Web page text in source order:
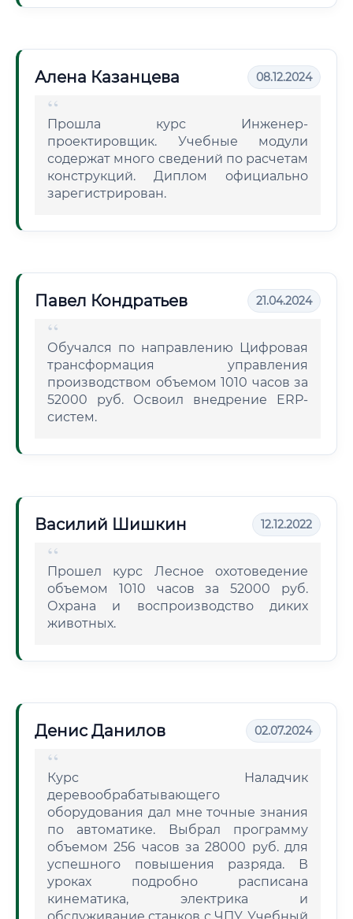
Алена Казанцева 08.12.2024
Прошла курс Инженер-
проектировщик. Учебные модули
содержат много сведений по расчетам
конструкций. Диплом официально
зарегистрирован.
Павел Кондратьев 21.04.2024
Обучался по направлению Цифровая
трансформация управления
производством объемом 1010 часов за
52000 руб. Освоил внедрение ERP-
систем.
Василий Шишкин 12.12.2022
Прошел курс Лесное охотоведение
объемом 1010 часов за 52000 руб.
Охрана и воспроизводство диких
животных.
Денис Данилов 02.07.2024
Курс Наладчик
деревообрабатывающего
оборудования дал мне точные знания
по автоматике. Выбрал программу
объемом 256 часов за 28000 руб. для
успешного повышения разряда. В
уроках подробно расписана
кинематика, электрика и